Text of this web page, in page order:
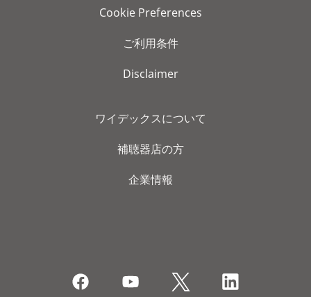
Cookie Preferences
ご利用条件
Disclaimer
ワイデックスについて
補聴器店の方
企業情報